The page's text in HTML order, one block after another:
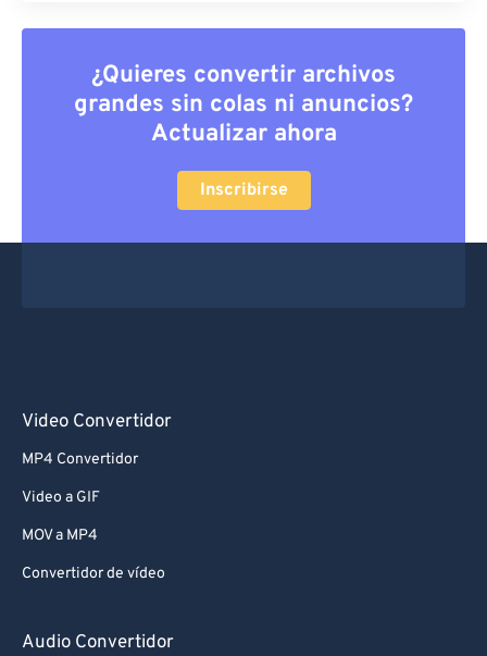
¿Quieres convertir archivos
grandes sin colas ni anuncios?
Actualizar ahora
Inscribirse
Video Convertidor
MP4 Convertidor
Video a GIF
MOV a MP4
Convertidor de vídeo
Audio Convertidor